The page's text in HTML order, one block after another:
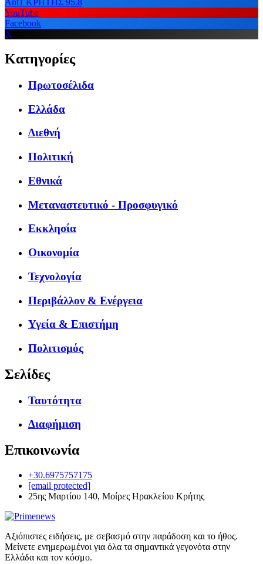
Ant1 ΚΡΗΤΗΣ 95.8
YouTube
Facebook
X
Κατηγορίες
Πρωτοσέλιδα
Ελλάδα
Διεθνή
Πολιτική
Εθνικά
Μεταναστευτικό - Προσφυγικό
Εκκλησία
Οικονομία
Τεχνολογία
Περιβάλλον & Ενέργεια
Υγεία & Επιστήμη
Πολιτισμός
Σελίδες
Ταυτότητα
Διαφήμιση
Επικοινωνία
+30.6975757175
[email protected]
25ης Μαρτίου 140, Μοίρες Ηρακλείου Κρήτης
Αξιόπιστες ειδήσεις, με σεβασμό στην παράδοση και το ήθος.
Μείνετε ενημερωμένοι για όλα τα σημαντικά γεγονότα στην
Ελλάδα και τον κόσμο.